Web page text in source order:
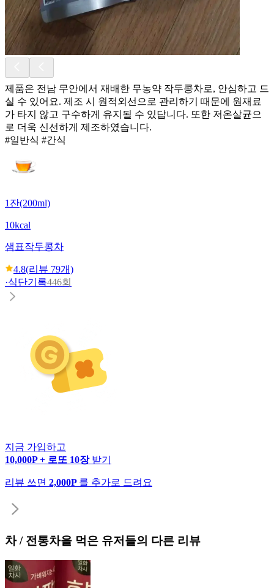
제품은 전남 무안에서 재배한 무농약 작두콩차로, 안심하고 드
실 수 있어요. 제조 시 원적외선으로 관리하기 때문에 원재료
가 타지 않고 구수하게 유지될 수 있답니다. 또한 저온살균으
로 더욱 신선하게 제조하였습니다.
#일반식 #간식
1잔(200ml)
10kcal
샘표작두콩차
4.8(리뷰 79개)
·식단기록446회
지금 가입하고
10,000P + 로또 10장 받기
리뷰 쓰면 2,000P 를 추가로 드려요
차 / 전통차을 먹은 유저들의 다른 리뷰